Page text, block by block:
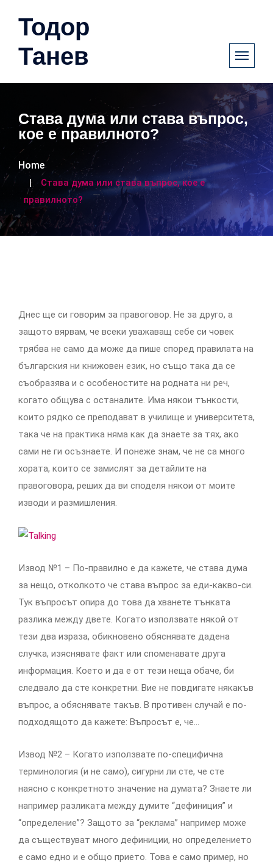
Тодор
Танев
Става дума или става въпрос,
кое е правилното?
Home
Става дума или става въпрос, кое е
правилното?
Днес ще си говорим за правоговор. Не за друго, а
защото вярвам, че всеки уважаващ себе си човек
трябва не само да може да пише според правилата на
българския ни книжовен език, но също така да се
съобразява и с особеностите на родната ни реч,
когато общува с останалите. Има някои тънкости,
които рядко се преподават в училище и университета,
така че на практика няма как да знаете за тях, ако
сами не ги осъзнаете. И понеже знам, че не са много
хората, които се замислят за детайлите на
правоговора, реших да ви споделя някои от моите
изводи и размишления.
Извод №1 – По-правилно е да кажете, че става дума
за нещо, отколкото че става въпрос за еди-какво-си.
Тук въпросът опира до това да хванете тънката
разлика между двете. Когато използвате някой от
тези два израза, обикновено обяснявате дадена
случка, изяснявате факт или споменавате друга
информация. Което и да е от тези неща обаче, би
следвало да сте конкретни. Вие не повдигате някакъв
въпрос, а обяснявате такъв. В противен случай е по-
подходящото да кажете: Въпросът е, че…
Извод №2 – Когато използвате по-специфична
терминология (и не само), сигурни ли сте, че сте
наясно с конкретното значение на думата? Знаете ли
например разликата между думите “дефиниция” и
“определение”? Защото за “реклама” например може
да съществуват много дефиниции, но определението
е само едно и е общо прието. Това е само пример, но